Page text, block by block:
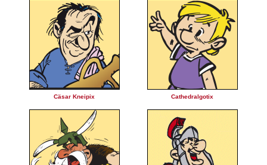
Cäsar Kneipix Cathedralgotix